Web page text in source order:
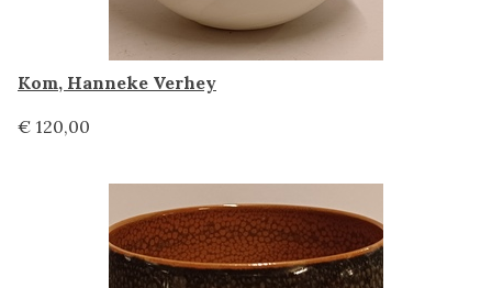
Kom, Hanneke Verhey
€ 120,00